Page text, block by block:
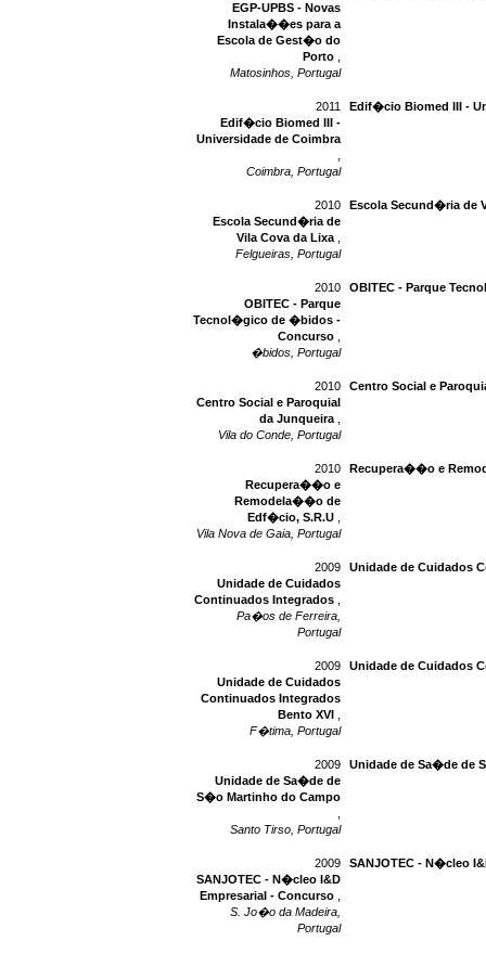
EGP-UPBS - Novas
Instala��es para a
Escola de Gest�o do
Porto
Matosinhos, Portugal
2011
Edif�cio Biomed III -
Universidade de Coimbra
Coimbra, Portugal
Edif�cio Biomed III -
2010
Escola Secund�ria de
Vila Cova da Lixa
Felgueiras, Portugal
Escola Secund�ria de
2010
OBITEC - Parque
Tecnol�gico de �bidos -
Concurso
�bidos, Portugal
OBITEC - Parque
2010
Centro Social e Paroquial
da Junqueira
Vila do Conde, Portugal
Centro Social e
2010
Recupera��o e
Remodela��o de
Edf�cio, S.R.U
Vila Nova de Gaia, Portugal
Recupera��o e
2009
Unidade de Cuidados
Continuados Integrados
Pa�os de Ferreira,
Portugal
Unidade de Cuidados
2009
Unidade de Cuidados
Continuados Integrados
Bento XVI
F�tima, Portugal
Unidade de Cuidados
2009
Unidade de Sa�de de
S�o Martinho do Campo
Santo Tirso, Portugal
Unidade de Sa�de de
2009
SANJOTEC - N�cleo I&D
Empresarial - Concurso
S. Jo�o da Madeira,
Portugal
SANJOTEC - N�cleo